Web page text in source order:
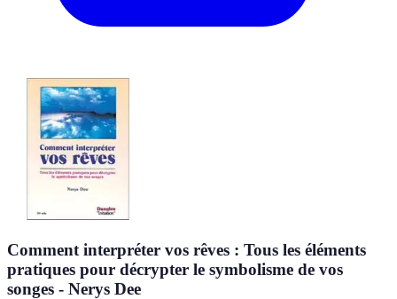
Comment interpréter vos rêves : Tous les éléments
pratiques pour décrypter le symbolisme de vos
songes - Nerys Dee